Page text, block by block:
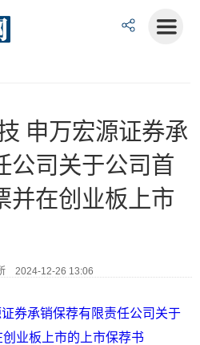
申万宏源证券承
公司关于公司首
并在创业板上市
2024-12-26 13:06
券承销保荐有限责任公司关于
业板上市的上市保荐书